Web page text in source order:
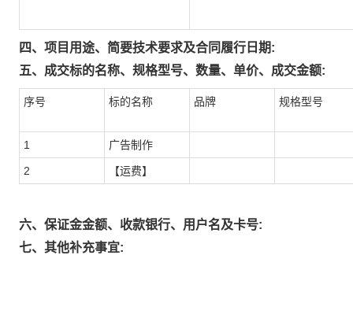
四、项目用途、简要技术要求及合同履行日期:
五、成交标的名称、规格型号、数量、单价、成交金额:
序号 标的名称 品牌 规格型号
1 广告制作
2 【运费】
六、保证金金额、收款银行、用户名及卡号:
七、其他补充事宜: